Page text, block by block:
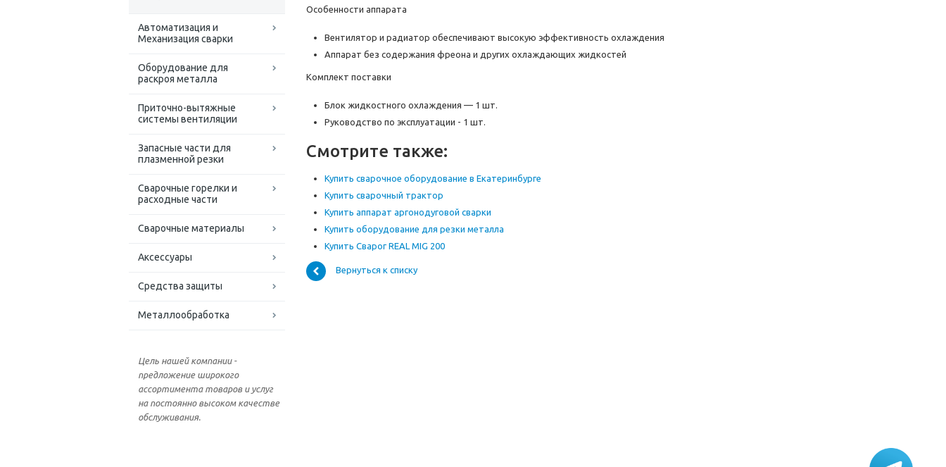
Автоматизация и
Механизация сварки
Оборудование для
раскроя металла
Приточно-вытяжные
системы вентиляции
Запасные части для
плазменной резки
Сварочные горелки и
расходные части
Сварочные материалы
Аксессуары
Средства защиты
Металлообработка
Цель нашей компании -
предложение широкого
ассортимента товаров и услуг
на постоянно высоком качестве
обслуживания.
Особенности аппарата
Вентилятор и радиатор обеспечивают высокую эффективность охлаждения
Аппарат без содержания фреона и других охлаждающих жидкостей
Комплект поставки
Блок жидкостного охлаждения — 1 шт.
Руководство по эксплуатации - 1 шт.
Смотрите также:
Купить сварочное оборудование в Екатеринбурге
Купить сварочный трактор
Купить аппарат аргонодуговой сварки
Купить оборудование для резки металла
Купить Сварог REAL MIG 200
Вернуться к списку